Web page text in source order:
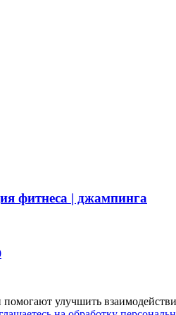
фитнеса | джампинга
улучшить